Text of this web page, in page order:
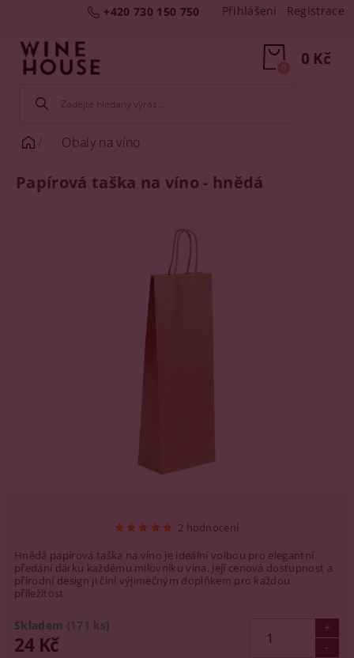
+420 730 150 750 Přihlášení Registrace
0 Kč
0
Obaly na víno
Papírová taška na víno - hnědá
2 hodnocení
Hnědá papírová taška na víno je ideální volbou pro elegantní
předání dárku každému milovníku vína. Její cenová dostupnost a
přírodní design ji činí výjimečným doplňkem pro každou
příležitost.
Skladem (171 ks)
24 Kč